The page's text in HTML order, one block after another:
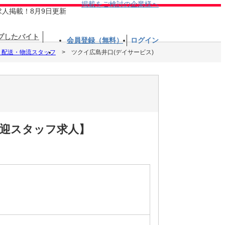
人掲載！8月9日更新
掲載をご検討の企業様へ
したバイト 会員登録（無料） ログイン
送・物流スタッフ ツクイ広島井口(デイサービス)
スタッフ求人】